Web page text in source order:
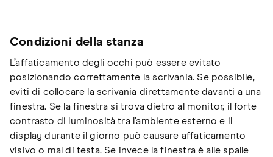
Condizioni della stanza
L’affaticamento degli occhi può essere evitato
posizionando correttamente la scrivania. Se possibile,
eviti di collocare la scrivania direttamente davanti a una
finestra. Se la finestra si trova dietro al monitor, il forte
contrasto di luminosità tra l’ambiente esterno e il
display durante il giorno può causare affaticamento
visivo o mal di testa. Se invece la finestra è alle spalle